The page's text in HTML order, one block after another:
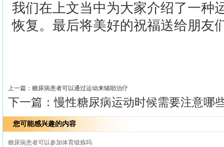
我们在上文当中为大家介绍了一种
恢复。最后将美好的祝福送给朋友
上一篇： 糖尿病患者可以通过运动来辅助治疗
下一篇：慢性糖尿病运动时候需要注意哪
您可能感兴趣的内容
·糖尿病患者可以参加体育锻炼吗